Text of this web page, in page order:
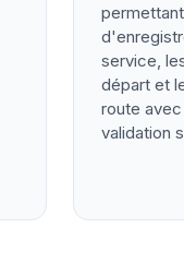
service,
départ et
route
validation